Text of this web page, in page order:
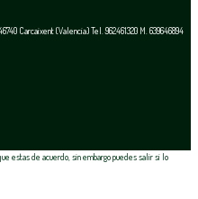
Carcaixent (Valencia) Tel. 962461320 M. 639646894
estas de acuerdo, sin embargo puedes salir si lo